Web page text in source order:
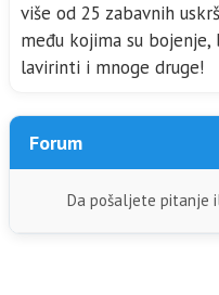
više od 25 zabavnih
među kojima su bojenje,
lavirinti i mnoge druge!
Forum
Da pošaljete pitanje